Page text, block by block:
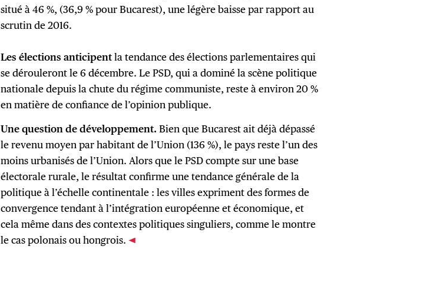
situé à 46 %, (36,9 % pour Bucarest), une légère baisse par rapport au
scrutin de 2016.
Les élections anticipentla tendance des élections parlementaires qui
se dérouleront le 6 décembre. Le PSD, qui a dominé la scène politique
nationale depuis la chute du régime communiste, reste à environ 20 %
en matière de confiance de l’opinion publique.
Une question de développement. Bien que Bucarest ait déjà dépassé
le revenu moyen par habitant de l’Union (136 %), le pays reste l’un des
moins urbanisés de l’Union. Alors que le PSD compte sur une base
électorale rurale, le résultat confirme une tendance générale de la
politique à l’échelle continentale : les villes expriment des formes de
convergence tendant à l’intégration européenne et économique, et
cela même dans des contextes politiques singuliers, comme le montre
le cas polonais ou hongrois.